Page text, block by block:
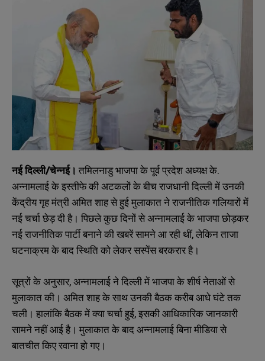
नई दिल्ली/चेन्नई। तमिलनाडु भाजपा के पूर्व प्रदेश अध्यक्ष के.
अन्नामलाई के इस्तीफे की अटकलों के बीच राजधानी दिल्ली में उनकी
केंद्रीय गृह मंत्री अमित शाह से हुई मुलाकात ने राजनीतिक गलियारों में
नई चर्चा छेड़ दी है। पिछले कुछ दिनों से अन्नामलाई के भाजपा छोड़कर
नई राजनीतिक पार्टी बनाने की खबरें सामने आ रही थीं, लेकिन ताजा
घटनाक्रम के बाद स्थिति को लेकर सस्पेंस बरकरार है।
सूत्रों के अनुसार, अन्नामलाई ने दिल्ली में भाजपा के शीर्ष नेताओं से
मुलाकात की। अमित शाह के साथ उनकी बैठक करीब आधे घंटे तक
चली। हालांकि बैठक में क्या चर्चा हुई, इसकी आधिकारिक जानकारी
सामने नहीं आई है। मुलाकात के बाद अन्नामलाई बिना मीडिया से
बातचीत किए रवाना हो गए।